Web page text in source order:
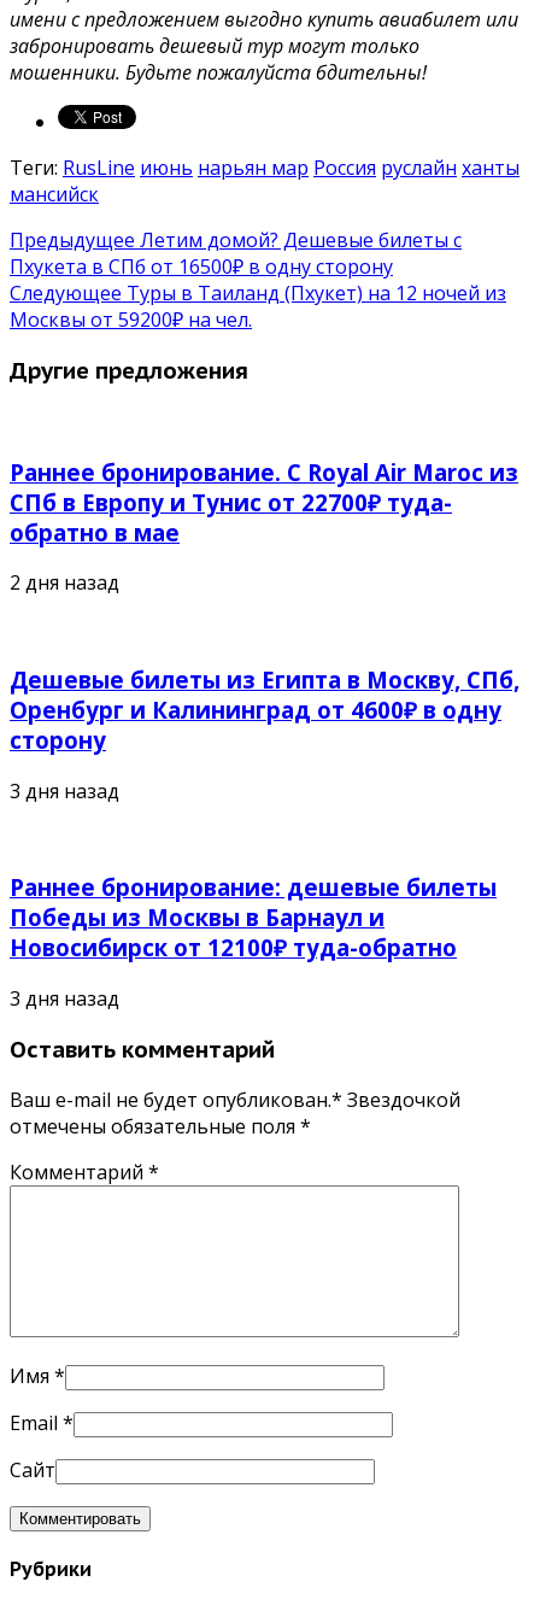
имени с предложением выгодно купить авиабилет или
забронировать дешевый тур могут только
мошенники. Будьте пожалуйста бдительны!
Теги: RusLine июнь нарьян мар Россия руслайн ханты
мансийск
Предыдущее Летим домой? Дешевые билеты c
Пхукета в СПб от 16500₽ в одну сторону
Следующее Туры в Таиланд (Пхукет) на 12 ночей из
Москвы от 59200₽ на чел.
Другие предложения
Раннее бронирование. С Royal Air Maroc из
СПб в Европу и Тунис от 22700₽ туда-
обратно в мае
2 дня назад
Дешевые билеты из Египта в Москву, СПб,
Оренбург и Калининград от 4600₽ в одну
сторону
3 дня назад
Раннее бронирование: дешевые билеты
Победы из Москвы в Барнаул и
Новосибирск от 12100₽ туда-обратно
3 дня назад
Оставить комментарий
Ваш e-mail не будет опубликован.* Звездочкой
отмечены обязательные поля *
Комментарий *
Имя *
Email *
Сайт
Рубрики